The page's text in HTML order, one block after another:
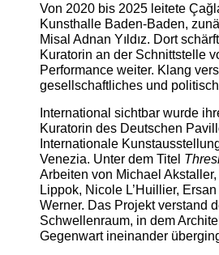
Von 2020 bis 2025 leitete
Kunsthalle Baden-Baden,
Misal Adnan Yıldız. Dort
Kuratorin an der Schnittstelle
Performance weiter. Klang
gesellschaftliches und
International sichtbar wurde
Kuratorin des Deutschen
Internationale
Venezia. Unter dem Titel
Arbeiten von Michael
Lippok, Nicole L’Huillier,
Werner. Das Projekt verstand
Schwellenraum, in dem
Gegenwart ineinander